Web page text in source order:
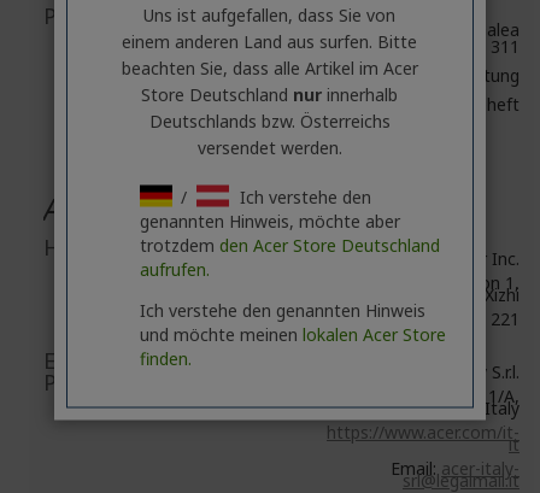
Packungsinhalt Predator Galea
311
Kurzanleitung
Garantieheft
Allgemeine Produktsicherheit
Herstellerinformationen
Acer Inc.
8F, No. 88, Section 1,
Xin Tai 5th Road, Xizhi
New Taipei City 221
EU Verantwortliche
Person/EU Importeur
Acer Italy S.r.l.
Viale delle Industrie 1/A,
20044 Arese (MI), Italy
https://www.acer.com/it-
it
Email:acer-italy-
srl@legalmail.it
Uns ist aufgefallen, dass Sie von
einem anderen Land aus surfen. Bitte
beachten Sie, dass alle Artikel im Acer
Store Deutschland nur innerhalb
Deutschlands bzw. Österreichs
versendet werden.
/
Ich verstehe den
genannten Hinweis, möchte aber
trotzdem den Acer Store Deutschland
aufrufen.
Ich verstehe den genannten Hinweis
und möchte meinen lokalen Acer Store
finden.